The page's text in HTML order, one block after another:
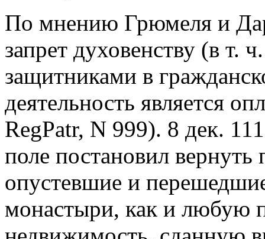
По мнению Грюмеля и
запрет духовенству (в т.
защитниками в
деятельность является
RegPatr, N 999). 8 дек.
поле постановил вернуть
опустевшие и
монастыри, как и любую